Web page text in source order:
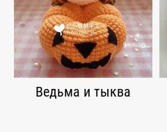
Ведьма и тыква